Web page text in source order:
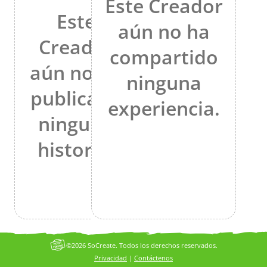
Este
Creador
aún no ha
publicado
ninguna
historia.
Este Creador
aún no ha
compartido
ninguna
experiencia.
Privacidad | Contáctenos
©2026 SoCreate. Todos los derechos reservados.